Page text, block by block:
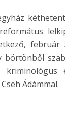
február
Ádámmal.